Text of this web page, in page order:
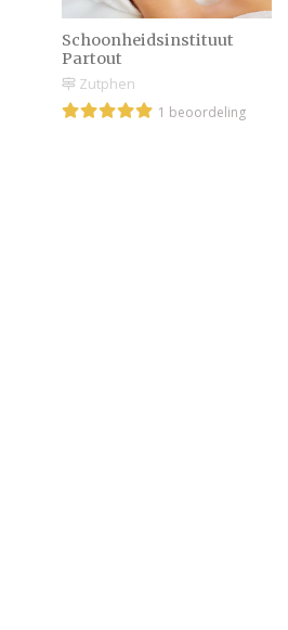
Schoonheidsinstituut
Partout
Zutphen
1 beoordeling